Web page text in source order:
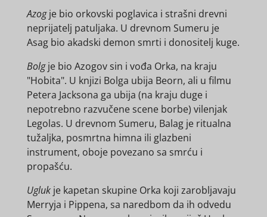
Azogje bio orkovski poglavica i strašni drevni
neprijatelj patuljaka. U drevnom Sumeru je
Asag bio akadski demon smrti i donositelj kuge.
Bolgje bio Azogov sin i vođa Orka, na kraju
"Hobita". U knjizi Bolga ubija Beorn, ali u filmu
Petera Jacksona ga ubija (na kraju duge i
nepotrebno razvučene scene borbe) vilenjak
Legolas. U drevnom Sumeru, Balag je ritualna
tužaljka, posmrtna himna ili glazbeni
instrument, oboje povezano sa smrću i
propašću.
Uglukje kapetan skupine Orka koji zarobljavaju
Merryja i Pippena, sa naredbom da ih odvedu